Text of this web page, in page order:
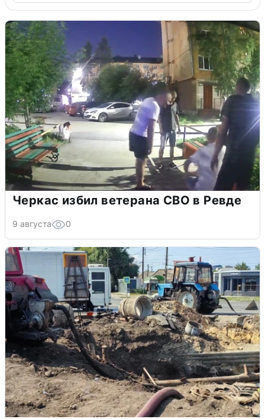
Черкас избил ветерана СВО в Ревде
9 августа 0